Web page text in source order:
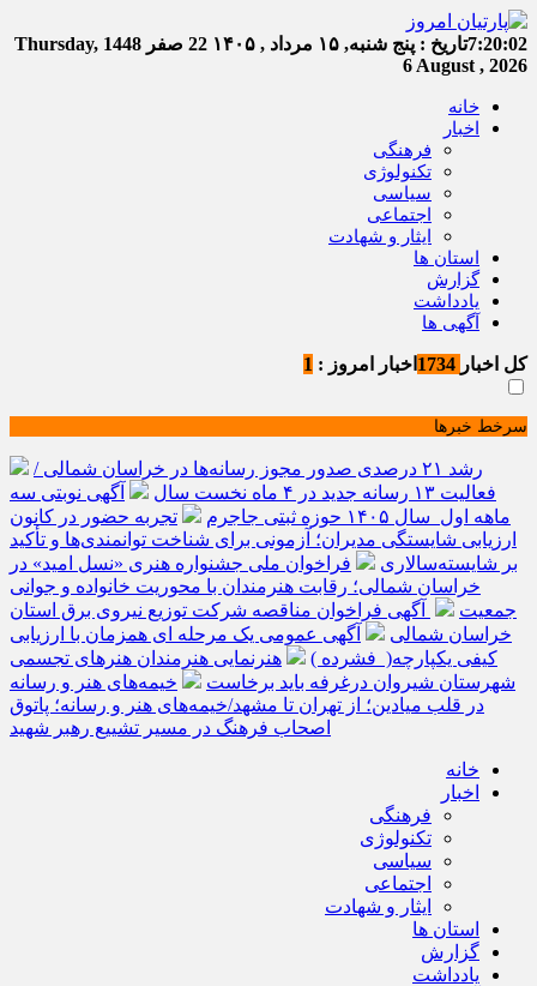
7:20:03تاریخ : پنج شنبه, ۱۵ مرداد , ۱۴۰۵ 22 صفر 1448
Thursday,
6 August , 2026
خانه
اخبار
فرهنگی
تکنولوژی
سیاسی
اجتماعی
ایثار و شهادت
استان ها
گزارش
یادداشت
آگهی ها
کل اخبار اخبار امروز : 1
سرخط خبرها
رشد ۲۱ درصدی صدور مجوز رسانه‌ها در خراسان شمالی /
فعالیت ۱۳ رسانه جدید در ۴ ماه نخست سال
آگهی نوبتی سه
ماهه اول سال ۱۴۰۵ حوزه ثبتی جاجرم
تجربه حضور در کانون
ارزیابی شایستگی مدیران؛ آزمونی برای شناخت توانمندی‌ها و تأکید
بر شایسته‌سالاری
فراخوان ملی جشنواره هنری «نسل امید» در
خراسان شمالی؛ رقابت هنرمندان با محوریت خانواده و جوانی
جمعیت
آگهی فراخوان مناقصه شرکت توزیع نیروی برق استان
خراسان شمالی
آگهی عمومی یک مرحله ای همزمان با ارزیابی
کیفی یکپارچه( فشرده )
هنرنمایی هنرمندان هنرهای تجسمی
شهرستان شیروان درغرفه باید برخاست
خیمه‌های هنر و رسانه
در قلب میادین؛ از تهران تا مشهد/خیمه‌های هنر و رسانه؛ پاتوق
اصحاب فرهنگ در مسیر تشییع رهبر شهید
خانه
اخبار
فرهنگی
تکنولوژی
سیاسی
اجتماعی
ایثار و شهادت
استان ها
گزارش
یادداشت